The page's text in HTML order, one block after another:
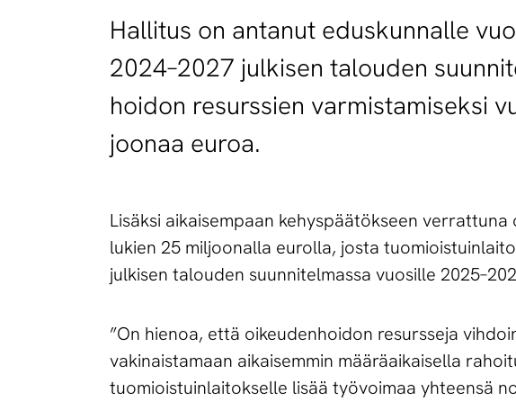
Hal­li­tus on an­ta­nut edus­kun­nal­le
2024–2027 jul­ki­sen ta­lou­den
hoi­don re­surs­sien var­mis­ta­mi­sek­si
joo­naa eu­roa.
Lisäksi aikaisempaan kehyspäätökseen
lukien 25 miljoonalla eurolla, josta
julkisen talouden suunnitelmassa vuosille
”On hienoa, että oikeudenhoidon resursseja
vakinaistamaan aikaisemmin määräaikaisella
tuomioistuinlaitokselle lisää työvoimaa yhteensä